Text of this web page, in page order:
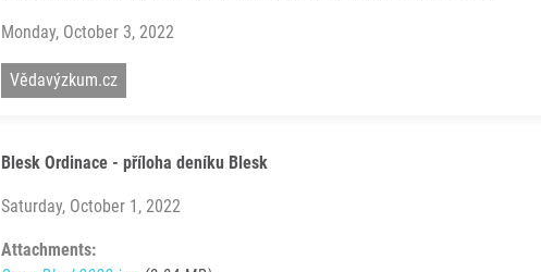
Monday, October 3, 2022
Vědavýzkum.cz
Blesk Ordinace - příloha deníku Blesk
Saturday, October 1, 2022
Attachments: